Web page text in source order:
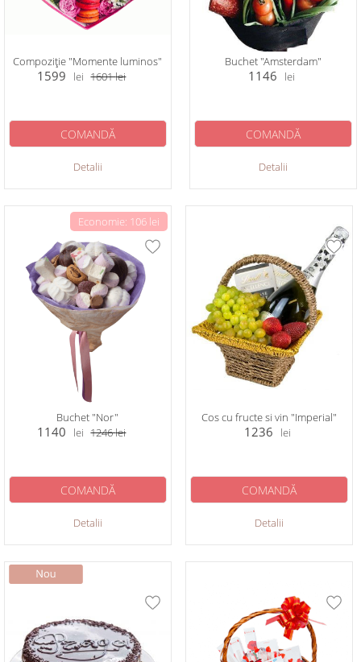
Compoziție "Momente luminos"
1599 lei 1601lei
Detalii
COMANDĂ
Buchet "Amsterdam"
1146 lei
Detalii
COMANDĂ
Economie: 106 lei
Buchet "Nor"
1140 lei 1246lei
Detalii
COMANDĂ
Cos cu fructe si vin "Imperial"
1236 lei
Detalii
COMANDĂ